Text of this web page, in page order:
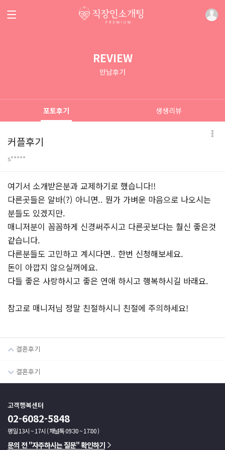
REVIEW
만남후기
포토후기 생생리뷰
커플후기
s*****
본문
여기서 소개받은분과 교제하기로 했습니다!!
다른곳들은 알바(?) 아니면.. 뭔가 가벼운 마음으로 나오시는
분들도 있겠지만.
매니저분이 꼼꼼하게 신경써주시고 다른곳보다는 훨신 좋은것
같습니다.
다른분들도 고민하고 계시다면.. 한번 신청해보세요.
돈이 아깝지 않으실꺼에요.
다들 좋은 사랑하시고 좋은 연애 하시고 행복하시길 바래요.
참고로 매니저님 정말 친절하시니 친절에 주의하세요!
결혼후기
결혼후기
고객행복센터
02-6082-5848
평일 13시 ~ 17시 ( 채널톡 09:30 ~ 17:00 )
문의 전 "자주하시는 질문" 확인하기